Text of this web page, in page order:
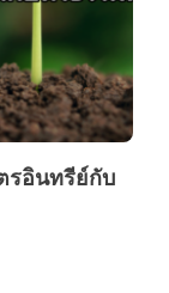
รอินทรีย์กับ